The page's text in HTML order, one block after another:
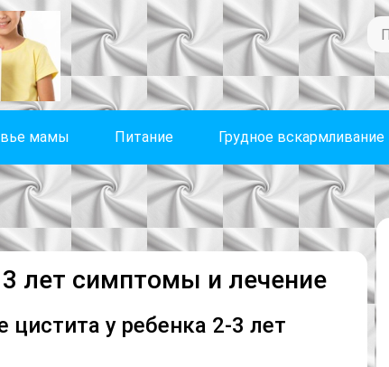
мамы Питание Грудное вскармливание
лет симптомы и лечение
у ребенка 2-3 лет